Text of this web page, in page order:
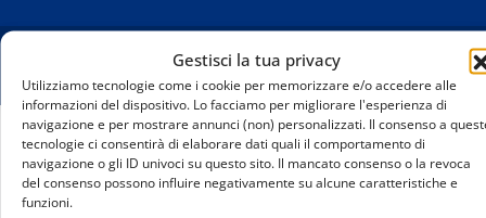
Gestisci la tua privacy
Utilizziamo tecnologie come i cookie per memorizzare e/o accedere alle
informazioni del dispositivo. Lo facciamo per migliorare l'esperienza di
navigazione e per mostrare annunci (non) personalizzati. Il consenso a
tecnologie ci consentirà di elaborare dati quali il comportamento di
navigazione o gli ID univoci su questo sito. Il mancato consenso o la revoca
del consenso possono influire negativamente su alcune caratteristiche e
funzioni.
Home
Nasce a Milano un polo formativo sportivo
all’avanguardia con tutor IA per ogni studente